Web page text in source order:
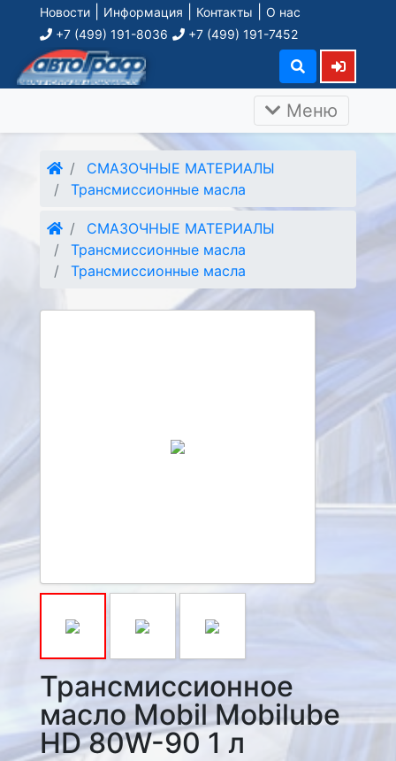
Новости Информация Контакты
О нас
+7 (499) 191-8036
+7 (499) 191-7452
Меню
СМАЗОЧНЫЕ МАТЕРИАЛЫ
Трансмиссионные масла
СМАЗОЧНЫЕ МАТЕРИАЛЫ
Трансмиссионные масла
Трансмиссионные масла
Трансмиссионное
масло Mobil Mobilube
HD 80W-90 1 л